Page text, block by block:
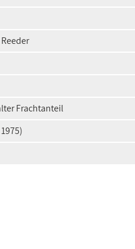
Frachtanteil